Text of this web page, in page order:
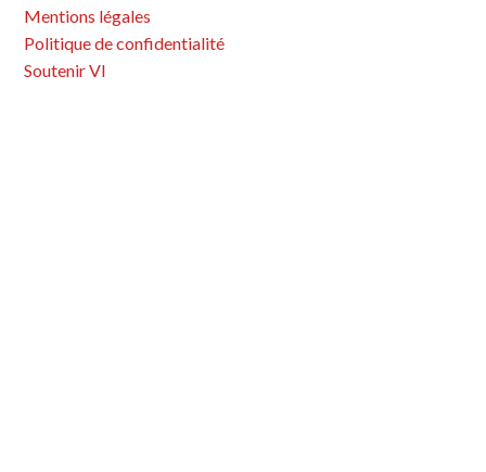
Mentions légales
Politique de confidentialité
Soutenir VI